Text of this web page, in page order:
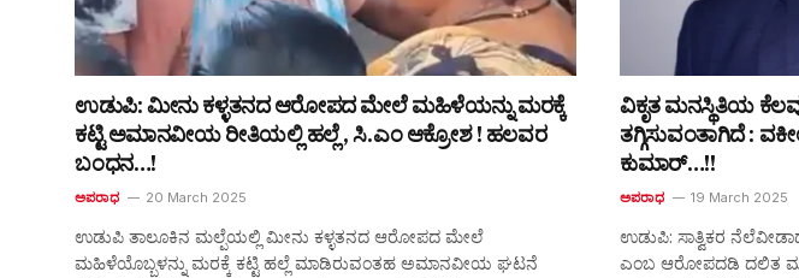
ಉಡುಪಿ: ಮೀನು ಕಳ್ಳತನದ ಆರೋಪದ ಮೇಲೆ ಮಹಿಳೆಯನ್ನು ಮರಕ್ಕೆ
ಕಟ್ಟಿ ಅಮಾನವೀಯ ರೀತಿಯಲ್ಲಿ ಹಲ್ಲೆ , ಸಿ.ಎಂ ಆಕ್ರೋಶ ! ಹಲವರ
ಬಂಧನ…!
ಅಪರಾಧ 20 March 2025
ಉಡುಪಿ ತಾಲೂಕಿನ ಮಲ್ಪೆಯಲ್ಲಿ ಮೀನು ಕಳ್ಳತನದ ಆರೋಪದ ಮೇಲೆ
ಮಹಿಳೆಯೊಬ್ಬಳನ್ನು ಮರಕ್ಕೆ ಕಟ್ಟಿ ಹಲ್ಲೆ ಮಾಡಿರುವಂತಹ ಅಮಾನವೀಯ ಘಟನೆ
ವಿಕೃತ ಮನಸ್ಥಿತಿಯ
ತಗ್ಗಿಸುವಂತಾಗಿದೆ :
ಕುಮಾರ್…!!
ಅಪರಾಧ 19 March 2025
ಉಡುಪಿ: ಸಾತ್ವಿಕರ
ಎಂಬ ಆರೋಪದಡಿ ದಲಿತ